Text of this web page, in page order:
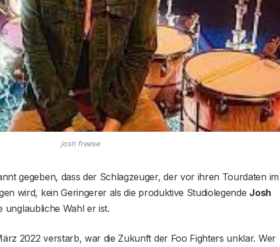
josh freese
gegeben, dass der Schlagzeuger, der vor ihren Tourdaten im
wird, kein Geringerer als die produktive Studiolegende Josh
Wahl er ist.
2022 verstarb, war die Zukunft der Foo Fighters unklar. Wer